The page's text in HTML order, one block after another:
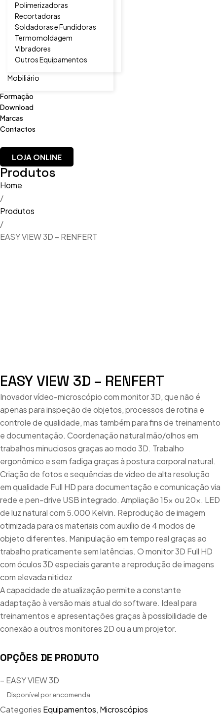
Polimerizadoras
Recortadoras
Soldadoras e Fundidoras
Termomoldagem
Vibradores
Outros Equipamentos
Mobiliário
Formação
Download
Marcas
Contactos
LOJA ONLINE
Produtos
Home
/
Produtos
/
EASY VIEW 3D – RENFERT
EASY VIEW 3D – RENFERT
Inovador vídeo-microscópio com monitor 3D, que não é
apenas para inspeção de objetos, processos de rotina e
controle de qualidade, mas também para fins de treinamento
e documentação. Coordenação natural mão/olhos em
trabalhos minuciosos graças ao modo 3D. Trabalho
ergonômico e sem fadiga graças à postura corporal natural.
Criação de fotos e sequências de vídeo de alta resolução
em qualidade Full HD para documentação e comunicação via
rede e pen-drive USB integrado. Ampliação 15x ou 20x. LED
de luz natural com 5.000 Kelvin. Reprodução de imagem
otimizada para os materiais com auxílio de 4 modos de
objeto diferentes. Manipulação em tempo real graças ao
trabalho praticamente sem latências. O monitor 3D Full HD
com óculos 3D especiais garante a reprodução de imagens
com elevada nitidez
A capacidade de atualização permite a constante
adaptação à versão mais atual do software. Ideal para
treinamentos e apresentações graças à possibilidade de
conexão a outros monitores 2D ou a um projetor.
OPÇÕES DE PRODUTO
– EASY VIEW 3D
Disponível por encomenda
Categories Equipamentos, Microscópios